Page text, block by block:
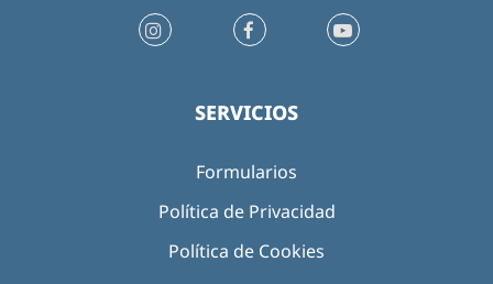
SERVICIOS
Formularios
Política de Privacidad
Política de Cookies